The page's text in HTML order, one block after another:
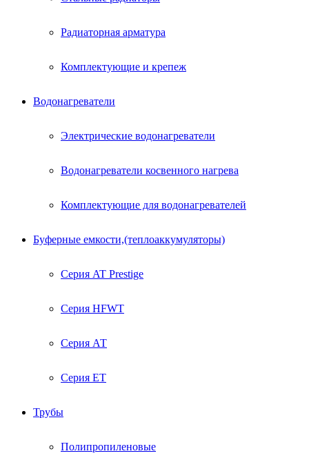
Радиаторная арматура
Комплектующие и крепеж
Водонагреватели
Электрические водонагреватели
Водонагреватели косвенного нагрева
Комплектующие для водонагревателей
Буферные емкости,(теплоаккумуляторы)
Серия AT Prestige
Серия HFWT
Серия АТ
Серия ЕТ
Трубы
Полипропиленовые